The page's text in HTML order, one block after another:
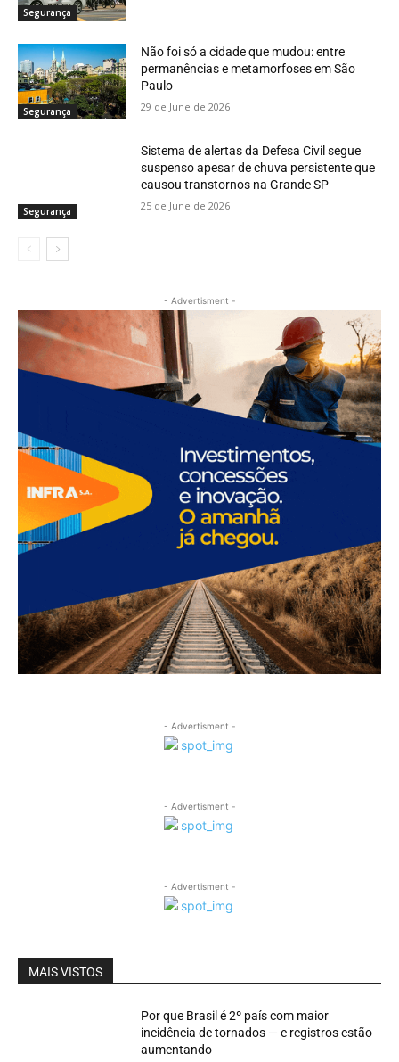
Segurança
Segurança
Não foi só a cidade que mudou: entre
permanências e metamorfoses em São
Paulo
29 de June de 2026
Segurança
Sistema de alertas da Defesa Civil segue
suspenso apesar de chuva persistente que
causou transtornos na Grande SP
25 de June de 2026
- Advertisment -
- Advertisment -
- Advertisment -
- Advertisment -
MAIS VISTOS
Por que Brasil é 2º país com maior
incidência de tornados — e registros estão
aumentando